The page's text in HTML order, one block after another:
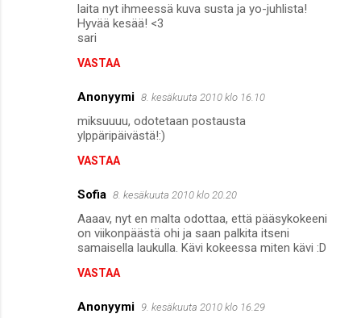
laita nyt ihmeessä kuva susta ja yo-juhlista!
Hyvää kesää! <3
sari
VASTAA
Anonyymi 8. kesäkuuta 2010 klo 16.10
miksuuuu, odotetaan postausta
ylppäripäivästä!:)
VASTAA
Sofia 8. kesäkuuta 2010 klo 20.20
Aaaav, nyt en malta odottaa, että pääsykokeeni
on viikonpäästä ohi ja saan palkita itseni
samaisella laukulla. Kävi kokeessa miten kävi :D
VASTAA
Anonyymi 9. kesäkuuta 2010 klo 16.29